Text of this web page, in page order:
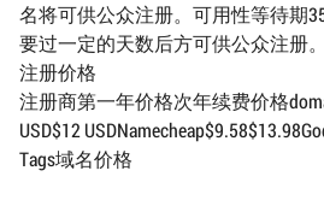
名将可供公众注册。可用性等待期
要过一定的天数后方可供公众注册。
注册价格
注册商第一年价格次年续费价格
USD$12
Tags域名价格